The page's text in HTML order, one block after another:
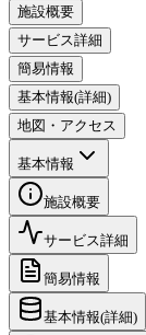
施設概要
サービス詳細
簡易情報
基本情報(詳細)
地図・アクセス
基本情報
施設概要
サービス詳細
簡易情報
基本情報(詳細)